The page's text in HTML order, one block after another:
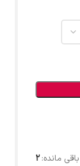
باقی مانده:2